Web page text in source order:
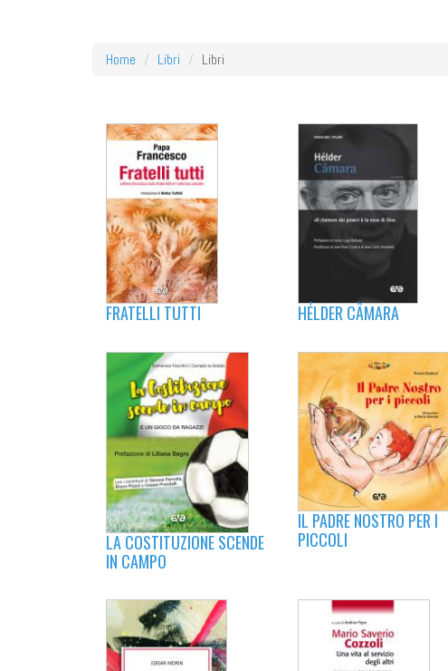
Home Libri Libri
FRATELLI TUTTI HÉLDER CÂMARA
LA COSTITUZIONE SCENDE
IN CAMPO
IL PADRE NOSTRO PER I
PICCOLI